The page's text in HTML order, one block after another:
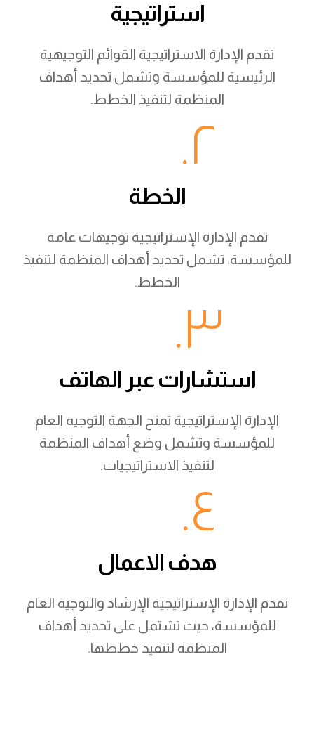
استراتيجية
تقدم الإدارة الاستراتيجية القوائم التوجيهية
الرئيسية للمؤسسة وتشمل تحديد أهداف
المنظمة لتنفيذ الخطط.
٢.
الخطة
تقدم الإدارة الإستراتيجية توجيهات عامة
للمؤسسة، تشمل تحديد أهداف المنظمة لتنفيذ
الخطط.
٣.
استشارات عبر الهاتف
الإدارة الإستراتيجية تمنح الجهة التوجيه العام
للمؤسسة وتشمل وضع أهداف المنظمة
لتنفيذ الاستراتيجيات.
٤.
هدف الاعمال
تقدم الإدارة الإستراتيجية الإرشاد والتوجيه العام
للمؤسسة، حيث تشتمل على تحديد أهداف
المنظمة لتنفيذ خططها.